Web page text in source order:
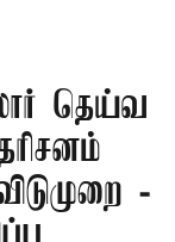
தெய்வ
-